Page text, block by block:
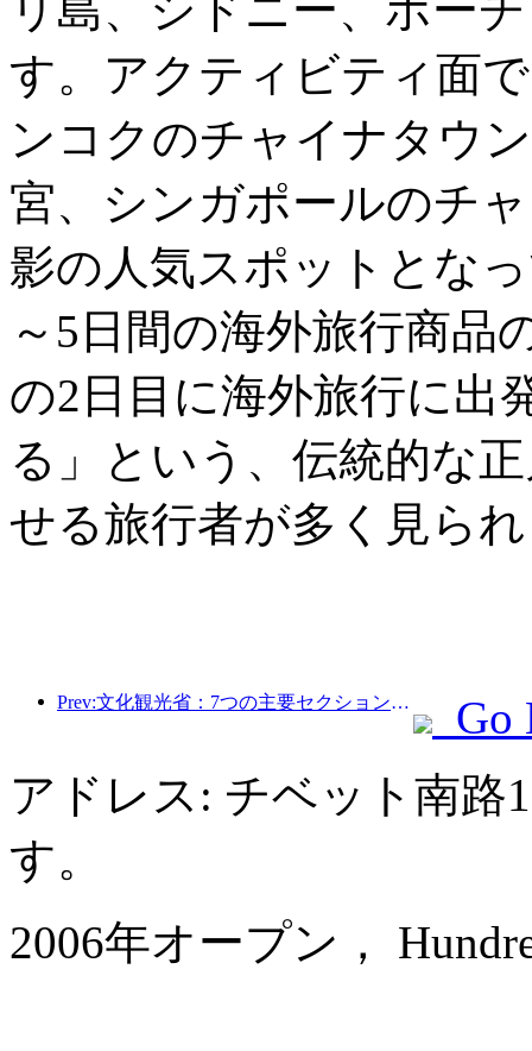
す。アクティビティ面
ンコクのチャイナタウ
宮、シンガポールのチ
影の人気スポットとな
～5日間の海外旅行商品
の2日目に海外旅行に出
る」という、伝統的な
せる旅行者が多く見ら
Prev:文化観光省：7つの主要セクションで22のテーマ別活動を開始
Go
アドレス: チベット南路
す。
2006年オープン，